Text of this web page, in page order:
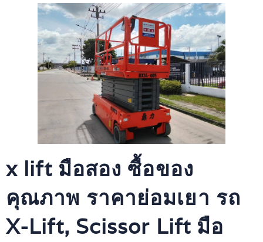
x lift มือสอง ซื้อของ
คุณภาพ ราคาย่อมเยา รถ
X-Lift, Scissor Lift มือ